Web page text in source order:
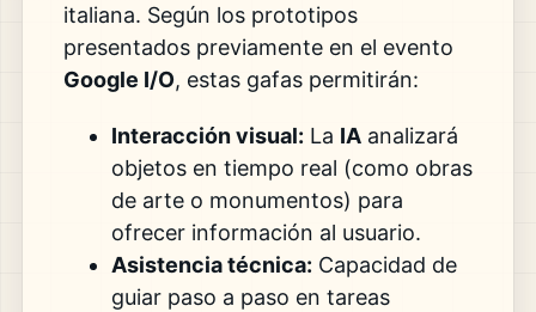
italiana. Según los prototipos
presentados previamente en el evento
Google I/O, estas gafas permitirán:
Interacción visual: La IAanalizará
objetos en tiempo real (como obras
de arte o monumentos) para
ofrecer información al usuario.
Asistencia técnica: Capacidad de
guiar paso a paso en tareas